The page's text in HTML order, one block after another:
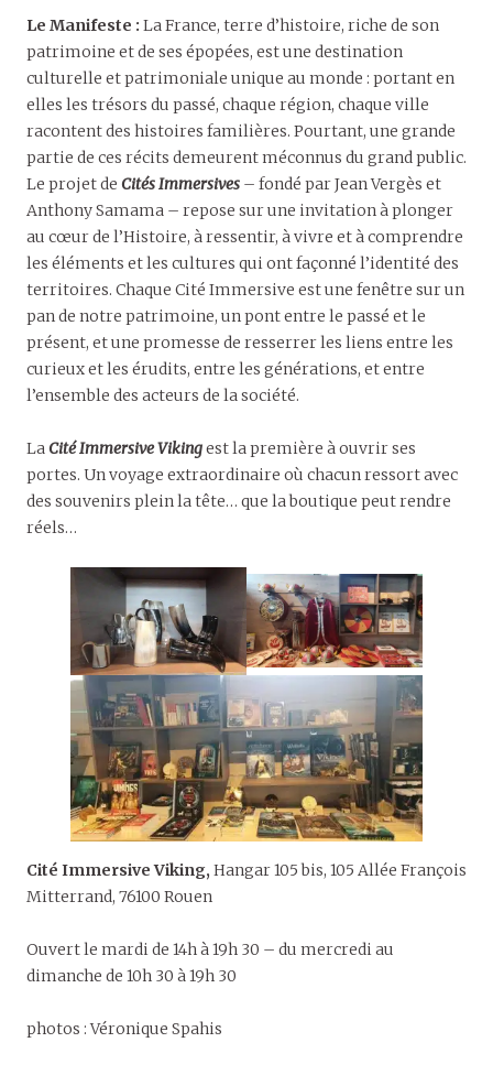
Le Manifeste : La France, terre d’histoire, riche de son
patrimoine et de ses épopées, est une destination
culturelle et patrimoniale unique au monde : portant en
elles les trésors du passé, chaque région, chaque ville
racontent des histoires familières. Pourtant, une grande
partie de ces récits demeurent méconnus du grand public.
Le projet de Cités Immersives – fondé par Jean Vergès et
Anthony Samama – repose sur une invitation à plonger
au cœur de l’Histoire, à ressentir, à vivre et à comprendre
les éléments et les cultures qui ont façonné l’identité des
territoires. Chaque Cité Immersive est une fenêtre sur un
pan de notre patrimoine, un pont entre le passé et le
présent, et une promesse de resserrer les liens entre les
curieux et les érudits, entre les générations, et entre
l’ensemble des acteurs de la société.
LaCité Immersive Vikingest la première à ouvrir ses
portes. Un voyage extraordinaire où chacun ressort avec
des souvenirs plein la tête… que la boutique peut rendre
réels…
Cité Immersive Viking, Hangar 105 bis, 105 Allée François
Mitterrand, 76100 Rouen
Ouvert le mardi de 14h à 19h 30 – du mercredi au
dimanche de 10h 30 à 19h 30
photos : Véronique Spahis